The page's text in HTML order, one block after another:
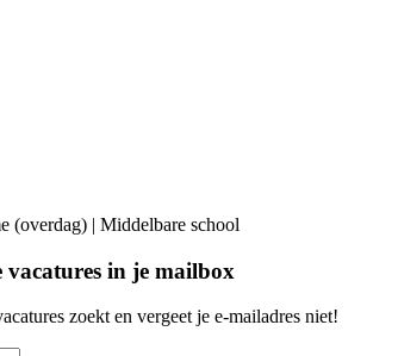
(overdag) | Middelbare school
in je mailbox
zoekt en vergeet je e-mailadres niet!